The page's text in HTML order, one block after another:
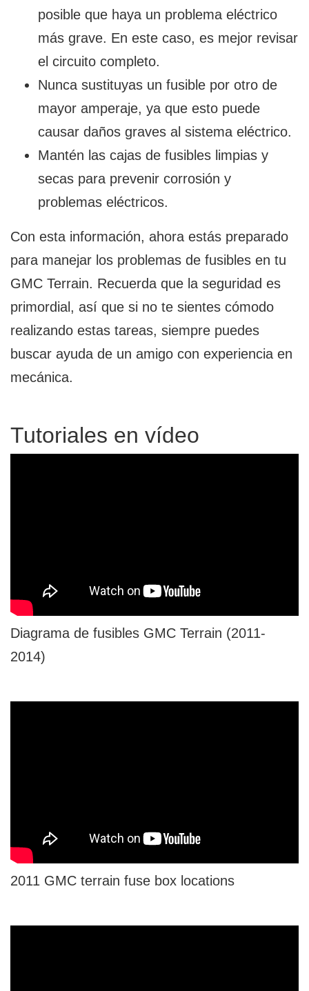
posible que haya un problema eléctrico
más grave. En este caso, es mejor revisar
el circuito completo.
Nunca sustituyas un fusible por otro de
mayor amperaje, ya que esto puede
causar daños graves al sistema eléctrico.
Mantén las cajas de fusibles limpias y
secas para prevenir corrosión y
problemas eléctricos.
Con esta información, ahora estás preparado
para manejar los problemas de fusibles en tu
GMC Terrain. Recuerda que la seguridad es
primordial, así que si no te sientes cómodo
realizando estas tareas, siempre puedes
buscar ayuda de un amigo con experiencia en
mecánica.
Tutoriales en vídeo
Diagrama de fusibles GMC Terrain (2011-
2014)
2011 GMC terrain fuse box locations